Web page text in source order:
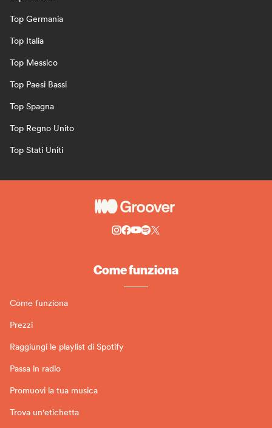
Top Germania
Top Italia
Top Messico
Top Paesi Bassi
Top Spagna
Top Regno Unito
Top Stati Uniti
Come funziona
Come funziona
Prezzi
Raggiungi le playlist di Spotify
Passa in radio
Promuovi la tua musica
Trova un'etichetta